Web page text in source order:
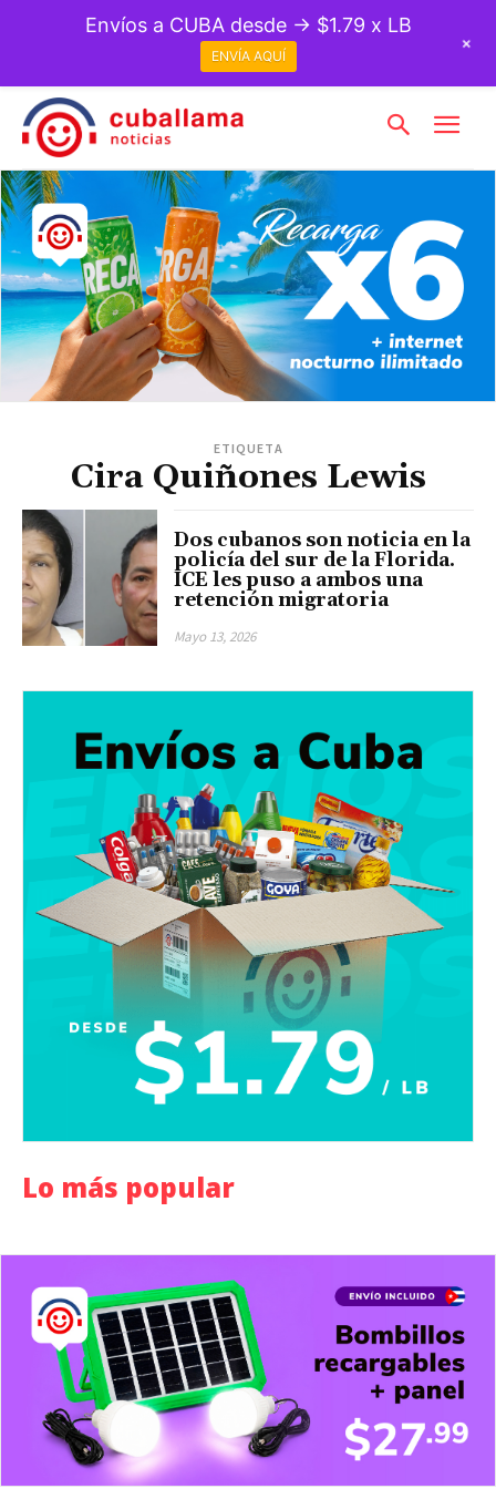
ETIQUETA
Cira Quiñones Lewis
Dos cubanos son noticia en la
policía del sur de la Florida.
ICE les puso a ambos una
retención migratoria
Mayo 13, 2026
Lo más popular
Envíos a CUBA desde → $1.79 x LB
ENVÍA AQUÍ
+